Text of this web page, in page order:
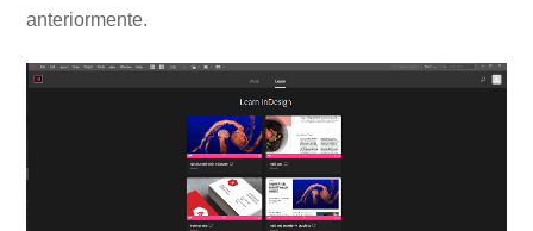
anteriormente.